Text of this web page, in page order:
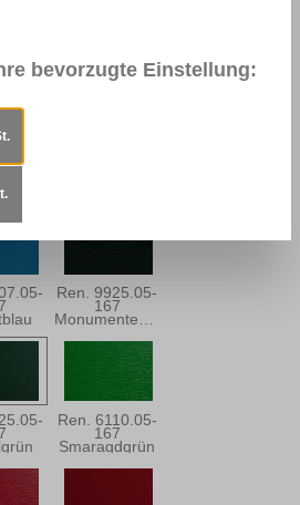
Schiefergrau
Ren. 9925.05-
167
Ren. 6110.05-
167
Smaragdgrün
bevorzugte Einstellung: